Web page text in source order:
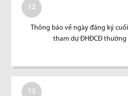
12
Thông báo về ngày đăng ký
tham dự ĐHĐCĐ thường
13